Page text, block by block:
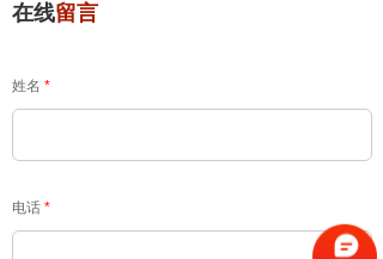
在线留言
姓名 *
电话 *